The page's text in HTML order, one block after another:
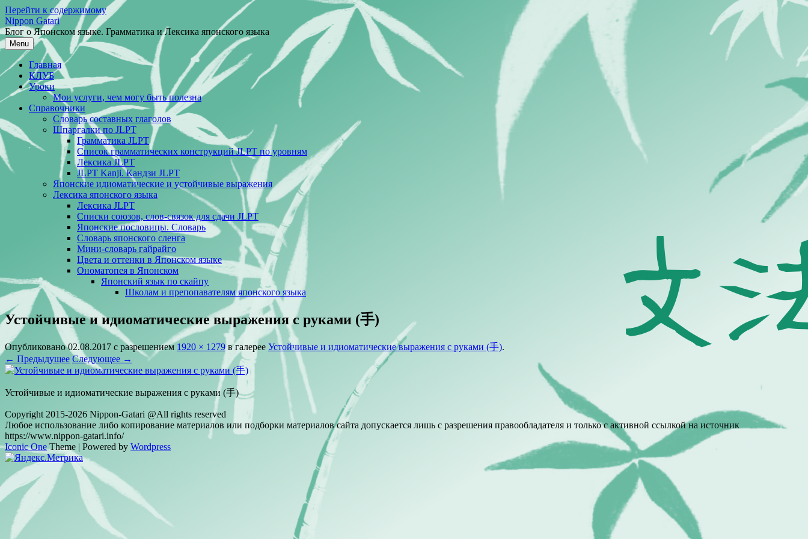
Перейти к содержимому
Nippon Gatari
Блог о Японском языке. Грамматика и Лексика японского языка
Menu
Главная
КЛУБ
Уроки
Мои услуги, чем могу быть полезна
Справочники
Словарь составных глаголов
Шпаргалки по JLPT
Грамматика JLPT
Список грамматических конструкций JLPT по уровням
Лексика JLPT
JLPT Kanji. Кандзи JLPT
Японские идиоматические и устойчивые выражения
Лексика японского языка
Лексика JLPT
Списки союзов, слов-связок для сдачи JLPT
Японские пословицы. Словарь
Словарь японского сленга
Мини-словарь гайрайго
Цвета и оттенки в Японском языке
Ономатопея в Японском
Японский язык по скайпу
Школам и препопавателям японского языка
Устойчивые и идиоматические выражения с руками (手)
Опубликовано02.08.2017 с разрешением 1920 × 1279в галерее Устойчивые и идиоматические выражения с руками (手).
← Предыдущее Следующее →
Устойчивые и идиоматические выражения с руками (手)
Copyright 2015-2026 Nippon-Gatari @All rights reserved
Любое использование либо копирование материалов или подборки материалов сайта допускается лишь с разрешения правообладателя и только с активной ссылкой на источник
https://www.nippon-gatari.info/
Iconic OneTheme | Powered by Wordpress